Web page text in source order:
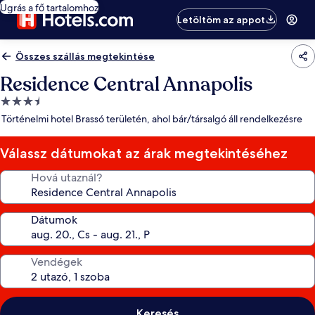
Ugrás a fő tartalomhoz
Letöltöm az appot
Összes szállás megtekintése
Residence Central Annapolis
3.5
csillagos
Történelmi hotel Brassó területén, ahol bár/társalgó áll rendelkezésre
Válassz dátumokat az árak megtekintéséhez
Hová utaznál?
Dátumok
Vendégek